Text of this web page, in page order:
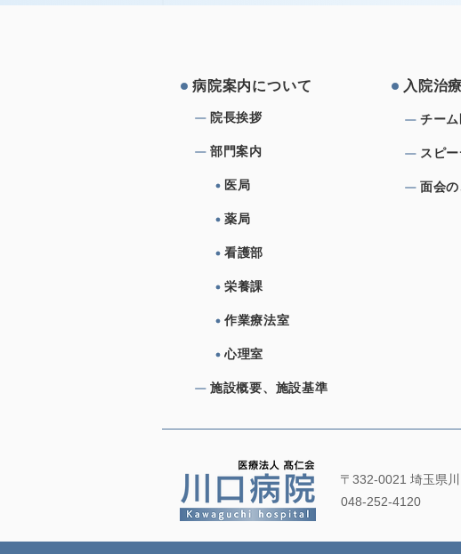
病院案内について
院⻑挨拶
部⾨案内
医局
⼊院治
チー
スピ
⾯会
薬局
看護部
栄養課
作業療法室
心理室
施設概要、施設基準
〒332-0021 埼玉県
048-252-4120